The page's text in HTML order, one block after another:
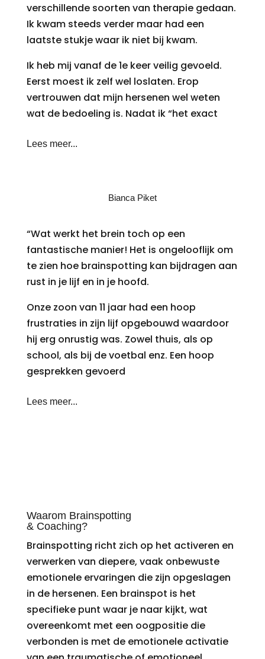
verschillende soorten van therapie gedaan.
Ik kwam steeds verder maar had een
laatste stukje waar ik niet bij kwam.
Ik heb mij vanaf de 1e keer veilig gevoeld.
Eerst moest ik zelf wel loslaten. Erop
vertrouwen dat mijn hersenen wel weten
wat de bedoeling is. Nadat ik “het exact
Lees meer...
Bianca Piket
“Wat werkt het brein toch op een
fantastische manier! Het is ongelooflijk om
te zien hoe brainspotting kan bijdragen aan
rust in je lijf en in je hoofd.
Onze zoon van 11 jaar had een hoop
frustraties in zijn lijf opgebouwd waardoor
hij erg onrustig was. Zowel thuis, als op
school, als bij de voetbal enz. Een hoop
gesprekken gevoerd
Lees meer...
Waarom Brainspotting
& Coaching?
Brainspotting richt zich op het activeren en
verwerken van diepere, vaak onbewuste
emotionele ervaringen die zijn opgeslagen
in de hersenen. Een brainspot is het
specifieke punt waar je naar kijkt, wat
overeenkomt met een oogpositie die
verbonden is met de emotionele activatie